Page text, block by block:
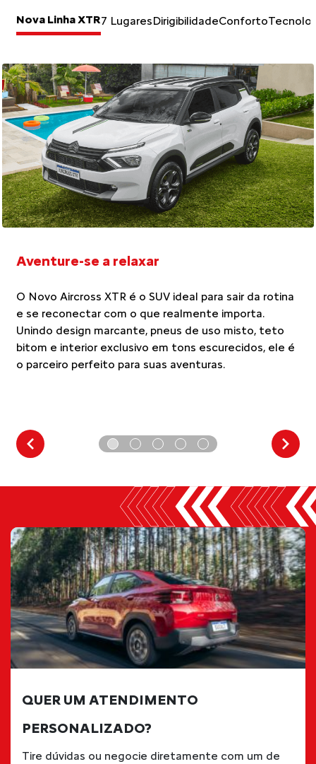
Nova Linha XTR7 LugaresDirigibilidadeConforto
Aventure-se a relaxar
O Novo Aircross XTR é o SUV ideal para sair da rotina
e se reconectar com o que realmente importa.
Unindo design marcante, pneus de uso misto, teto
bitom e interior exclusivo em tons escurecidos, ele é
o parceiro perfeito para suas aventuras.
QUER UM ATENDIMENTO
PERSONALIZADO?
Tire dúvidas ou negocie diretamente com um de